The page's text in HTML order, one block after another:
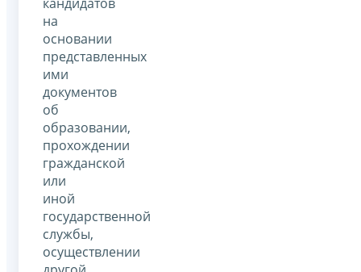
на
основании
представленных
ими
документов
об
образовании,
прохождении
гражданской
или
иной
государственной
службы,
осуществлении